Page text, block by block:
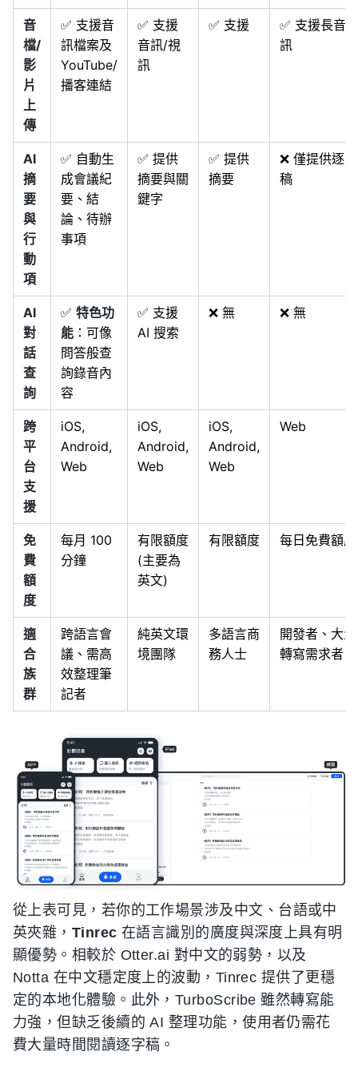
音
檔/
影
片
上
傳
✅ 支援音
訊檔案及
YouTube/
播客連結
✅ 支援
音訊/視
訊
✅ 支援
✅ 支援長音
訊
AI
摘
要
與
行
動
項
✅ 自動生
成會議紀
要、結
論、待辦
事項
✅ 提供
摘要與關
鍵字
✅ 提供
摘要
❌ 僅提供逐字
稿
AI
對
話
查
詢
✅ 特色功
能 ：可像
問答般查
詢錄音內
容
✅ 支援
AI 搜索
❌ 無 ❌ 無
跨
平
台
支
援
iOS,
Android,
Web
iOS,
Android,
Web
iOS,
Android,
Web
Web
免
費
額
度
每月 100
分鐘
有限額度
(主要為
英文)
有限額度 每日免費額度
適
合
族
群
跨語言會
議、需高
效整理筆
記者
純英文環
境團隊
多語言商
務人士
開發者、大量
轉寫需求者
從上表可見，若你的工作場景涉及中文、台語或中
英夾雜， Tinrec 在語言識別的廣度與深度上具有明
顯優勢。相較於 Otter.ai 對中文的弱勢，以及
Notta 在中文穩定度上的波動，Tinrec 提供了更穩
定的本地化體驗。此外，TurboScribe 雖然轉寫能
力強，但缺乏後續的 AI 整理功能，使用者仍需花
費大量時間閱讀逐字稿。